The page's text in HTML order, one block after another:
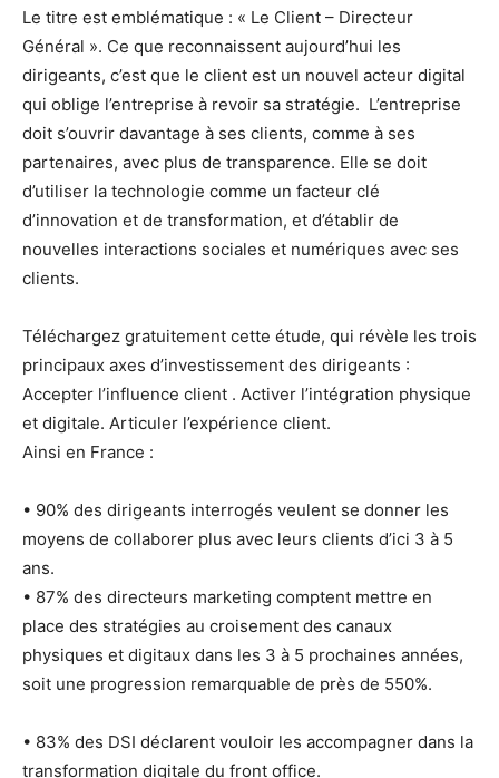
Le titre est emblématique : « Le Client – Directeur
Général ». Ce que reconnaissent aujourd’hui les
dirigeants, c’est que le client est un nouvel acteur digital
qui oblige l’entreprise à revoir sa stratégie. L’entreprise
doit s’ouvrir davantage à ses clients, comme à ses
partenaires, avec plus de transparence. Elle se doit
d’utiliser la technologie comme un facteur clé
d’innovation et de transformation, et d’établir de
nouvelles interactions sociales et numériques avec ses
clients.
Téléchargez gratuitement cette étude, qui révèle les trois
principaux axes d’investissement des dirigeants :
Accepter l’influence client . Activer l’intégration physique
et digitale. Articuler l’expérience client.
Ainsi en France :
• 90% des dirigeants interrogés veulent se donner les
moyens de collaborer plus avec leurs clients d’ici 3 à 5
ans.
• 87% des directeurs marketing comptent mettre en
place des stratégies au croisement des canaux
physiques et digitaux dans les 3 à 5 prochaines années,
soit une progression remarquable de près de 550%.
• 83% des DSI déclarent vouloir les accompagner dans la
transformation digitale du front office.